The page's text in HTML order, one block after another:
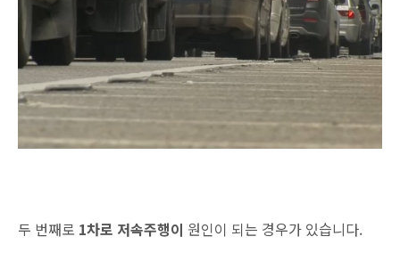
두 번째로 1차로 저속주행이 원인이 되는 경우가 있습니다.